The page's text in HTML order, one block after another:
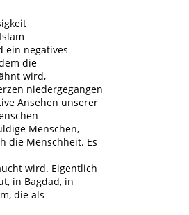
ein negatives
die
wird,
niedergegangen
Ansehen unserer
Menschen,
die Menschheit. Es
wird. Eigentlich
in Bagdad, in
die als